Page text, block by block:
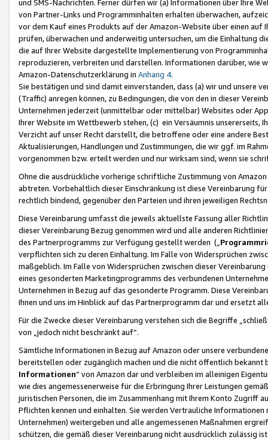
und SMS-Nachrichten. Ferner dürfen wir (a) Informationen über Ihre
von Partner-Links und Programminhalten erhalten überwachen,
vor dem Kauf eines Produkts auf der Amazon-Website über einen
prüfen, überwachen und anderweitig untersuchen, um die Einhaltung
die auf Ihrer Website dargestellte Implementierung von
reproduzieren, verbreiten und darstellen. Informationen darüber, wie
Amazon-Datenschutzerklärung in Anhang 4.
Sie bestätigen und sind damit einverstanden, dass (a) wir und
(Traffic) anregen können, zu Bedingungen, die von den in dieser
Unternehmen jederzeit (unmittelbar oder mittelbar) Websites oder
Ihrer Website im Wettbewerb stehen, (c) ein Versäumnis unsererseits,
Verzicht auf unser Recht darstellt, die betroffene oder eine andere
Aktualisierungen, Handlungen und Zustimmungen, die wir ggf. im
vorgenommen bzw. erteilt werden und nur wirksam sind, wenn sie
Ohne die ausdrückliche vorherige schriftliche Zustimmung von
abtreten. Vorbehaltlich dieser Einschränkung ist diese Vereinbarung
rechtlich bindend, gegenüber den Parteien und ihren jeweiligen
Diese Vereinbarung umfasst die jeweils aktuellste Fassung aller
dieser Vereinbarung Bezug genommen wird und alle anderen
des Partnerprogramms zur Verfügung gestellt werden („
verpflichten sich zu deren Einhaltung. Im Falle von Widersprüchen
maßgeblich. Im Falle von Widersprüchen zwischen dieser
eines gesonderten Marketingprogramms des verbundenen
Unternehmen in Bezug auf das gesonderte Programm. Diese
Ihnen und uns im Hinblick auf das Partnerprogramm dar und ersetzt
Für die Zwecke dieser Vereinbarung verstehen sich die Begriffe
von „jedoch nicht beschränkt auf“.
Sämtliche Informationen in Bezug auf Amazon oder unsere
bereitstellen oder zugänglich machen und die nicht öffentlich
Informationen“ von Amazon dar und verbleiben im alleinigen
wie dies angemessenerweise für die Erbringung Ihrer Leistungen
juristischen Personen, die im Zusammenhang mit Ihrem Konto
Pflichten kennen und einhalten. Sie werden Vertrauliche
Unternehmen) weitergeben und alle angemessenen Maßnahmen
schützen, die gemäß dieser Vereinbarung nicht ausdrücklich zulässig